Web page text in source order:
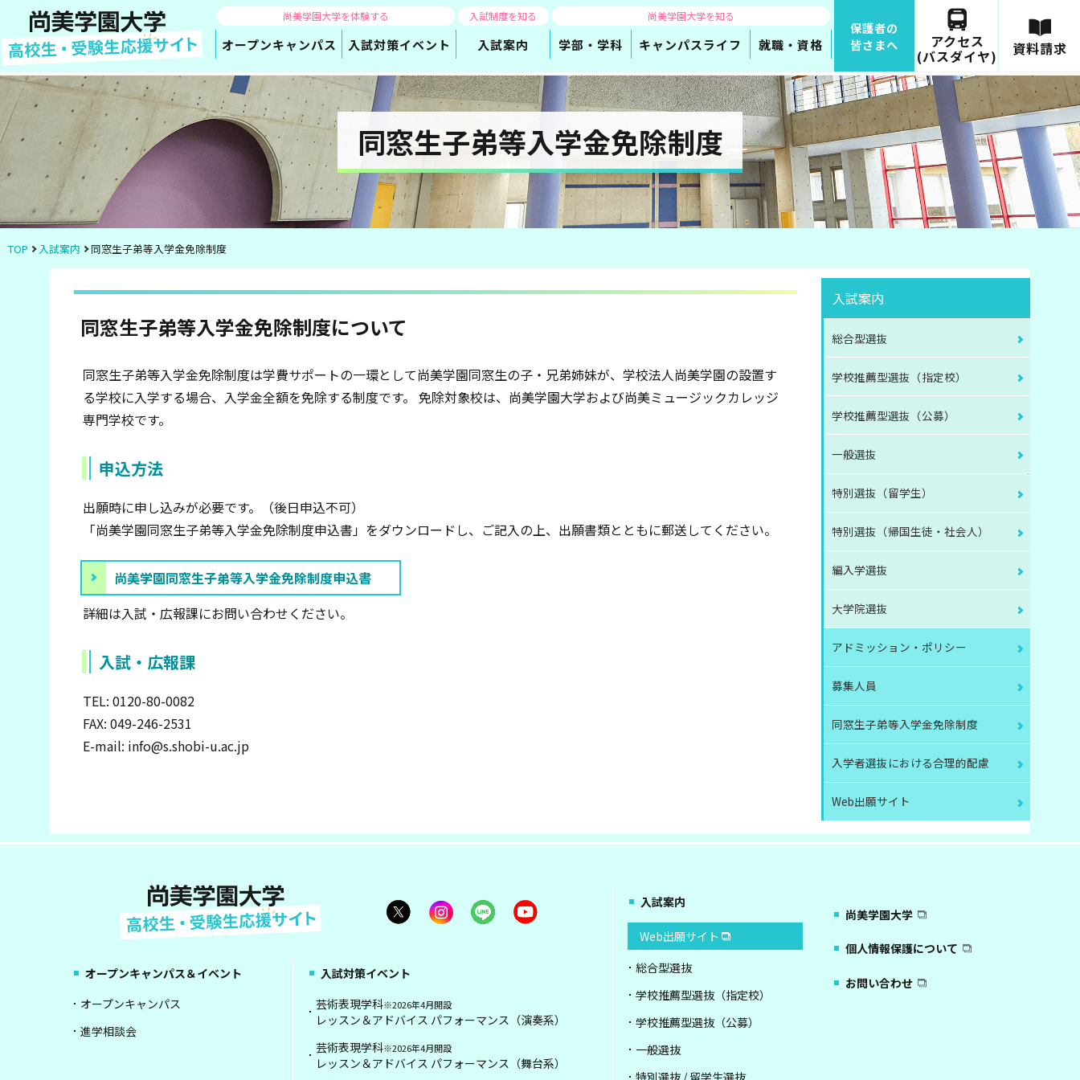
尚美学園大学を体験する
オープンキャンパス 入試対策イベント
入試制度を知る
入試案内
尚美学園大学を知る
学部・学科 キャンパスライフ 就職・資格
保護者の
皆さまへ
アクセス
(バスダイヤ) 資料請求
同窓生子弟等入学金免除制度
TOP 入試案内 同窓生子弟等入学金免除制度
同窓生子弟等入学金免除制度について
同窓生子弟等入学金免除制度は学費サポートの一環として尚美学園同窓生の子・兄弟姉妹が、学校法人尚美学園の設置す
る学校に入学する場合、入学金全額を免除する制度です。 免除対象校は、尚美学園大学および尚美ミュージックカレッジ
専門学校です。
申込方法
出願時に申し込みが必要です。（後日申込不可）
「尚美学園同窓生子弟等入学金免除制度申込書」をダウンロードし、ご記入の上、出願書類とともに郵送してください。
尚美学園同窓生子弟等入学金免除制度申込書
詳細は入試・広報課にお問い合わせください。
入試・広報課
TEL: 0120-80-0082
FAX: 049-246-2531
E-mail: info@s.shobi-u.ac.jp
入試案内
総合型選抜
学校推薦型選抜（指定校）
学校推薦型選抜（公募）
一般選抜
特別選抜（留学生）
特別選抜（帰国生徒・社会人）
編入学選抜
大学院選抜
アドミッション・ポリシー
募集人員
同窓生子弟等入学金免除制度
入学者選抜における合理的配慮
Web出願サイト
オープンキャンパス＆イベント
オープンキャンパス
進学相談会
入試対策イベント
芸術表現学科※2026年4月開設
レッスン＆アドバイス パフォーマンス（演奏系）
芸術表現学科※2026年4月開設
レッスン＆アドバイス パフォーマンス（舞台系）
入試案内
Web出願サイト
総合型選抜
学校推薦型選抜（指定校）
学校推薦型選抜（公募）
一般選抜
尚美学園大学
個人情報保護について
お問い合わせ